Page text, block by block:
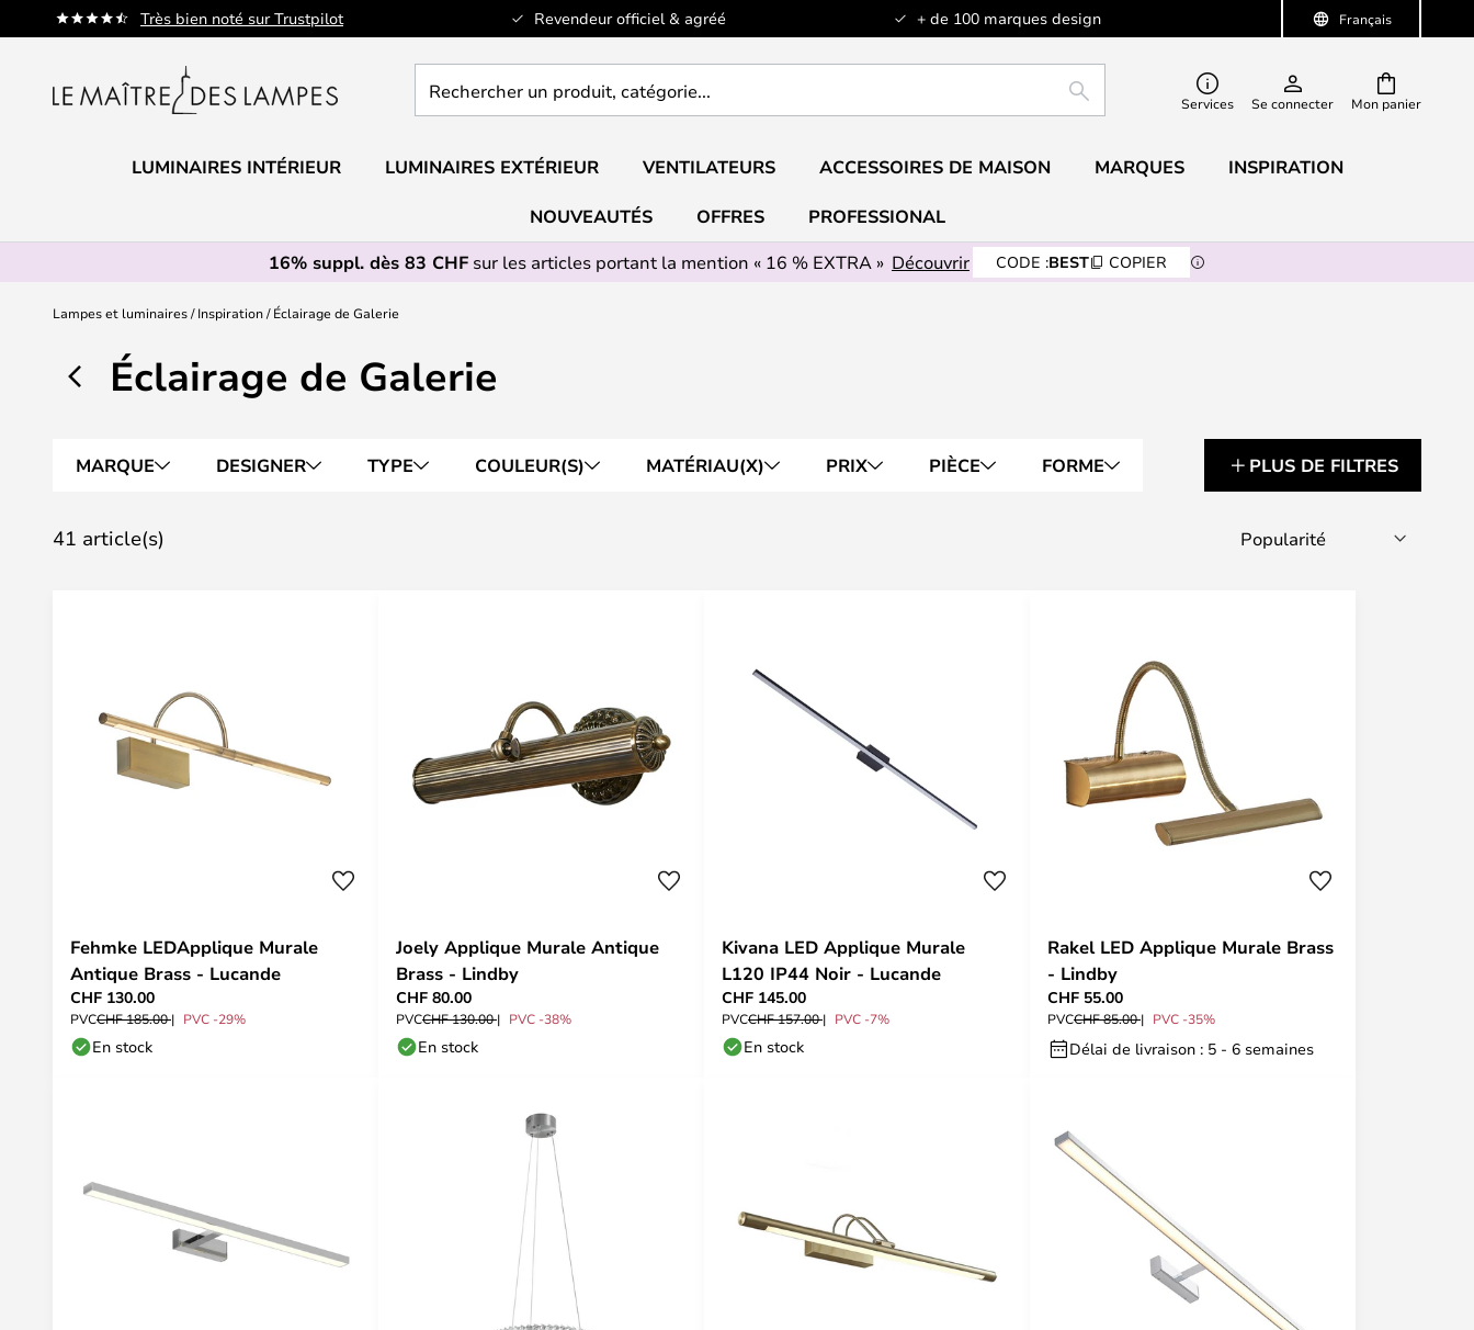
Français
Très bien noté sur Trustpilot Revendeur officiel & agréé + de 100 marques design
Allez
au
Mon panier
un
catégorie...
RECHERCHERServices Se connecter
LUMINAIRES INTÉRIEUR LUMINAIRES EXTÉRIEUR VENTILATEURS ACCESSOIRES DE MAISON MARQUES INSPIRATION
NOUVEAUTÉS OFFRES
PROFESSIONAL
16% suppl. dès 83 CHF sur les articles portant la mention « 16 % EXTRA » Découvrir CODE :BEST COPIER
Lampes et luminaires Inspiration Éclairage de Galerie
Éclairage de Galerie
MARQUE DESIGNER TYPE COULEUR(S) MATÉRIAU(X) PRIX PIÈCE FORME PLUS DE FILTRES
41 article(s)
Fehmke LEDApplique Murale
Antique Brass - Lucande
CHF 130.00
PVCCHF 185.00 PVC -29%
En stock
Joely Applique Murale Antique
Brass - Lindby
CHF 80.00
PVCCHF 130.00 PVC -38%
En stock
Kivana LED Applique Murale
L120 IP44 Noir - Lucande
CHF 145.00
PVCCHF 157.00 PVC -7%
En stock
Rakel LED Applique Murale Brass
- Lindby
CHF 55.00
PVCCHF 85.00 PVC -35%
Délai de livraison : 5 - 6 semaines